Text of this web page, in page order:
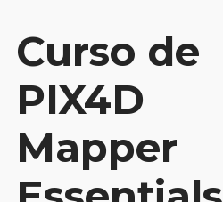
Curso de
PIX4D
Mapper